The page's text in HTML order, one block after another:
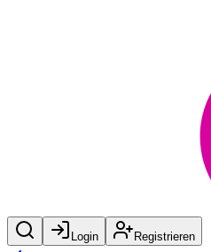
Login Registrieren